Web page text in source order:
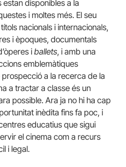
estan disponibles a la
i moltes més. El seu
nacionals i internacionals,
i èpoques, documentals
i ballets, i amb una
emblemàtiques
prospecció a la recerca de la
a tractar a classe és un
possible. Ara ja no hi ha cap
inèdita fins fa poc, i
educatius que sigui
el cinema com a recurs
i legal.